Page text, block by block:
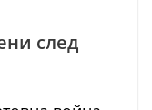
след